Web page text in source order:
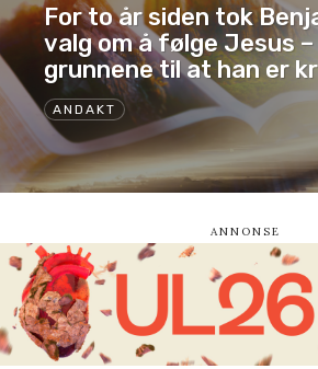
ANDAKT
For to år siden tok
valg om å følge Jesus
grunnene til at han er